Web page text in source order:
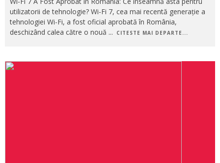
utilizatorii de tehnologie? Wi-Fi 7, cea mai recentă generație a
tehnologiei Wi-Fi, a fost oficial aprobată în România,
deschizând calea către o nouă ... CITESTE MAI DEPARTE...